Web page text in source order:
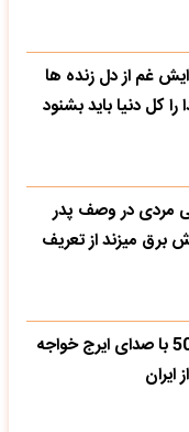
غم از دل زنده ها
کل دنیا باید بشنود
مردی در وصف پدر
برق میزند از تعریف
رادیو ایران دهه 50 با صدای ایرج خواجه
ایران